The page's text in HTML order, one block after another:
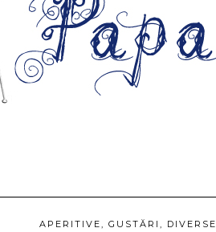
APERITIVE, GUSTĂRI, DIVERSE